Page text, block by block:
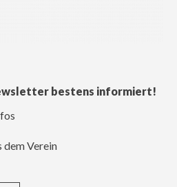
bestens informiert!
dem Verein